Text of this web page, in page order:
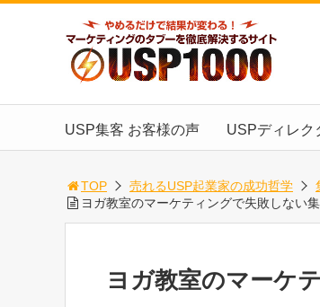
USP集客 お客様の声 USPディレク
TOP 売れるUSP起業家の成功哲学
ヨガ教室のマーケティングで失敗しない
ヨガ教室のマーケ